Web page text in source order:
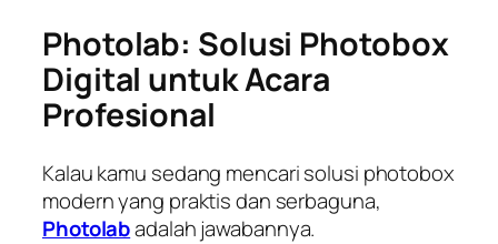
Photolab: Solusi Photobox
Digital untuk Acara
Profesional
Kalau kamu sedang mencari solusi photobox
modern yang praktis dan serbaguna,
Photolabadalah jawabannya.